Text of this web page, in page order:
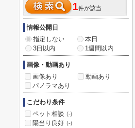
1件が該当
情報公開日
指定しない
本日
3日以内
1週間以内
画像・動画あり
画像あり
動画あり
パノラマあり
こだわり条件
ペット相談 (-)
陽当り良好 (-)